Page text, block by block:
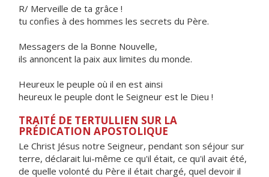
R/ Merveille de ta grâce !
tu confies à des hommes les secrets du Père.
Messagers de la Bonne Nouvelle,
ils annoncent la paix aux limites du monde.
Heureux le peuple où il en est ainsi
heureux le peuple dont le Seigneur est le Dieu !
TRAITÉ DE TERTULLIEN SUR LA
PRÉDICATION APOSTOLIQUE
Le Christ Jésus notre Seigneur, pendant son séjour sur
terre, déclarait lui-même ce qu'il était, ce qu'il avait été,
de quelle volonté du Père il était chargé, quel devoir il